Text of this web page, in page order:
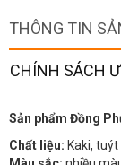
THÔNG TIN
CHÍNH SÁCH
Sản phẩm Đồng
Chất liệu: Kaki,